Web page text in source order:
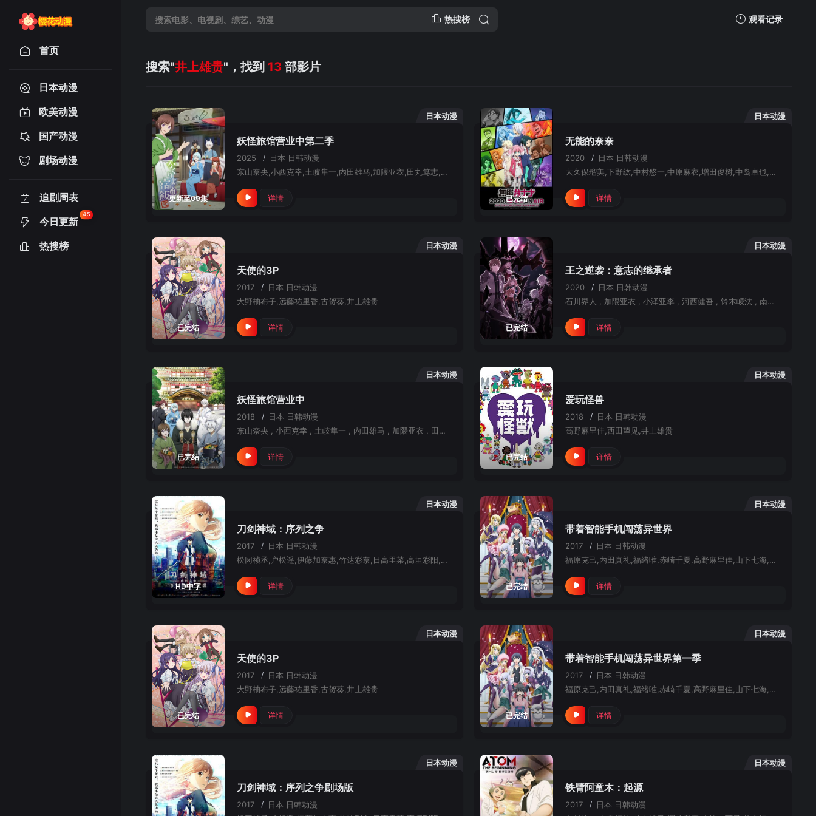
热搜榜 观看记录
首页
日本动漫
欧美动漫
国产动漫
剧场动漫
追剧周表
今日更新
45
热搜榜
搜索"井上雄贵"，找到 13 部影片
日本动漫
更新至09集
妖怪旅馆营业中第二季
2025 / 日本 日韩动漫
东山奈央,小西克幸,土岐隼一,内田雄马,加隈亚衣,田丸笃志,中惠光城,井上雄贵,上田丽奈,江口拓也,关智一,仪武祐子,高桥伸也,石见舞菜香,洲崎绫,悠木碧,石川界人,寺岛拓笃,平川大辅,柿原彻也,金子彩花,增元拓也,水桥香织,日野聪,井上和彦,铃木实里
详情
日本动漫
已完结
无能的奈奈
2020 / 日本 日韩动漫
大久保瑠美,下野纮,中村悠一,中原麻衣,增田俊树,中岛卓也,井上雄贵,大塚刚央,山谷祥生,手冢宏通,堤雪菜,小坂井祐莉绘,田丸笃志,富田美忧,二之宫爱子,大野智敬,镰仓有那,高坂笃志,游佐浩二,藤原启治
详情
日本动漫
已完结
天使的3P
2017 / 日本 日韩动漫
大野柚布子,远藤祐里香,古贺葵,井上雄贵
详情
日本动漫
已完结
王之逆袭：意志的继承者
2020 / 日本 日韩动漫
石川界人 , 加隈亚衣 , 小泽亚李 , 河西健吾 , 铃木崚汰 , 南条爱乃 , 咲野俊介 , 寺岛拓笃 , 堀江瞬 , 置鲇龙太郎 , 伊藤健太郎 , 松风雅也 , 中村樱 , 中惠光城 , 长妻树里 , 田中贵子 , 丰田萌绘 , 高田忧希 , 饭田里穗 , 井上雄贵 , 村田太志 , 佐藤元 , 田所阳向 , 松本忍
详情
日本动漫
已完结
妖怪旅馆营业中
2018 / 日本 日韩动漫
东山奈央 , 小西克幸 , 土岐隼一 , 内田雄马 , 加隈亚衣 , 田丸笃志 , 中惠光城 , 井上雄贵 , 上田丽奈 , 石川界人 , 寺岛拓笃 , 平川大辅 , 石见舞菜香 , 井上和彦 , 大塚明夫 , 内田真礼 , 杉田智和 , 杉山纪彰 , 悠木碧 , 增元拓也 , 水桥香织
详情
日本动漫
已完结
爱玩怪兽
2018 / 日本 日韩动漫
高野麻里佳,西田望见,井上雄贵
详情
日本动漫
HD中字
刀剑神域：序列之争
2017 / 日本 日韩动漫
松冈祯丞,户松遥,伊藤加奈惠,竹达彩奈,日高里菜,高垣彩阳,泽城美雪,平田广明,安元洋贵,井泽诗织,木内秀信,矢作纱友里,斋藤千和,三宅健太,村瀬步,岛村侑,鹤冈聪,松田健一郎,明坂聪美,朝井彩加,石谷春贵,井上雄贵,迫田孝也,相马康一,高桥伸也,森川智之,山寺宏一,神田沙也加,井上芳雄,鹿贺丈史
详情
日本动漫
已完结
带着智能手机闯荡异世界
2017 / 日本 日韩动漫
福原克己,内田真礼,福绪唯,赤崎千夏,高野麻里佳,山下七海,上坂堇,甲斐田幸,二又一成,松井菜樱子,立木文彦,原纱友里,吉冈茉祐,西村知道,楠大典,井上喜久子,井上穗乃花,桑原由气,茜屋日海夏,米泽圆,齐藤壮马,内田雄马,村田太志,岸尾大辅,伊藤健太郎,井上雄贵,滨田贤二,玄田哲章,黑田崇矢,津田健次郎,小林优,大原沙耶香,寿美菜子,大久保瑠美,荻野叶月,青山吉能,矢野亚沙美,嘉数由美,堀江由衣,中田让治,安元洋贵,石井康嗣,稻田彻,柴田秀胜,铃木琢磨,川津泰彦,堂坂晃三,金光宣明,浦田涉,大塚刚央
详情
日本动漫
已完结
天使的3P
2017 / 日本 日韩动漫
大野柚布子,远藤祐里香,古贺葵,井上雄贵
详情
日本动漫
已完结
带着智能手机闯荡异世界第一季
2017 / 日本 日韩动漫
福原克己,内田真礼,福绪唯,赤崎千夏,高野麻里佳,山下七海,上坂堇,甲斐田幸,二又一成,松井菜樱子,立木文彦,原纱友里,吉冈茉祐,西村知道,楠大典,井上喜久子,井上穗乃花,桑原由气,茜屋日海夏,米泽圆,齐藤壮马,内田雄马,村田太志,岸尾大辅,伊藤健太郎,井上雄贵,滨田贤二,玄田哲章,黑田崇矢,津田健次郎,小林优,大原沙耶香,寿美菜子,大久保瑠美,荻野叶月,青山吉能,矢野亚沙美,嘉数由美,堀江由衣,中田让治,安元洋贵,石井康嗣,稻田彻,柴田秀胜,铃木琢磨,川津泰彦,堂坂晃三,金光宣明,浦田涉,大塚刚央
详情
日本动漫
刀剑神域：序列之争剧场版
2017 / 日本 日韩动漫
日本动漫
铁臂阿童木：起源
2017 / 日本 日韩动漫